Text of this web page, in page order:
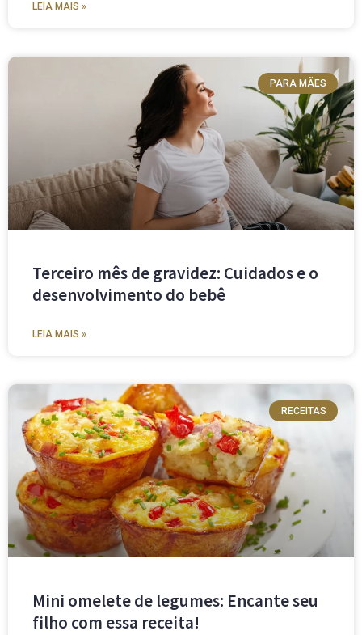
LEIA MAIS »
PARA MÃES
Terceiro mês de gravidez: Cuidados e o
desenvolvimento do bebê
LEIA MAIS »
RECEITAS
Mini omelete de legumes: Encante seu
filho com essa receita!